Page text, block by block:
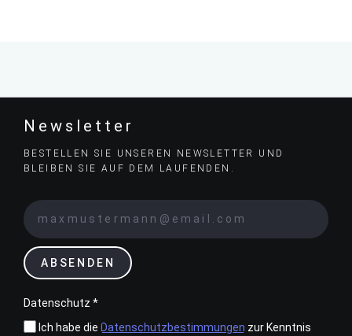
Newsletter
BESTELLEN SIE UNSEREN NEWSLETTER UND
BLEIBEN SIE AUF DEM LAUFENDEN.
ABSENDEN
Datenschutz *
Ich habe die Datenschutzbestimmungen zur Kenntnis